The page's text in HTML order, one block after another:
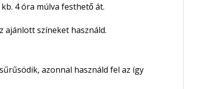
4 óra múlva festhető át.
ajánlott színeket használd.
azonnal használd fel az így